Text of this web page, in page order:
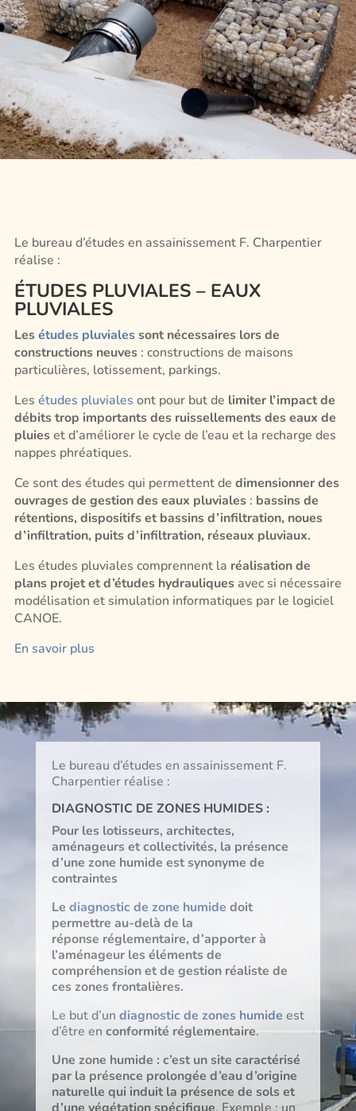
Le bureau d’études en assainissement F. Charpentier
réalise :
ÉTUDES PLUVIALES – EAUX
PLUVIALES
Lesétudes pluvialessont nécessaires lors de
constructions neuves: constructions de maisons
particulières, lotissement, parkings.
Les études pluviales ont pour but de limiter l’impact de
débits trop importants des ruissellements des eaux de
pluieset d’améliorer le cycle de l’eau et la recharge des
nappes phréatiques.
Ce sont des études qui permettent de dimensionner des
ouvrages de gestion des eaux pluviales: bassins de
rétentions, dispositifs et bassins d’infiltration, noues
d’infiltration, puits d’infiltration, réseaux pluviaux.
Les études pluviales comprennent la réalisation de
plans projet et d’études hydrauliquesavec si nécessaire
modélisation et simulation informatiques par le logiciel
CANOE.
En savoir plus
Le bureau d’études en assainissement F.
Charpentier réalise :
DIAGNOSTIC DE ZONES HUMIDES:
Pour les lotisseurs, architectes,
aménageurs et collectivités, la présence
d’une zone humide est synonyme de
contraintes
Le diagnostic de zone humide doit
permettre au-delà de la
réponse réglementaire, d’apporter à
l’aménageur les éléments de
compréhension et de gestion réaliste de
ces zones frontalières.
Le but d’un diagnostic de zones humide est
d’être en conformité réglementaire.
Une zone humide : c’est un site caractérisé
par la présence prolongée d’eau d’origine
naturelle qui induit la présence de sols et